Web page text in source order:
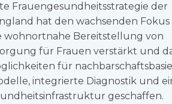
Frauengesundheitsstrategie der
hat den wachsenden Fokus
wohnortnahe Bereitstellung von
für Frauen verstärkt und
für
integrierte Diagnostik und
geschaffen.